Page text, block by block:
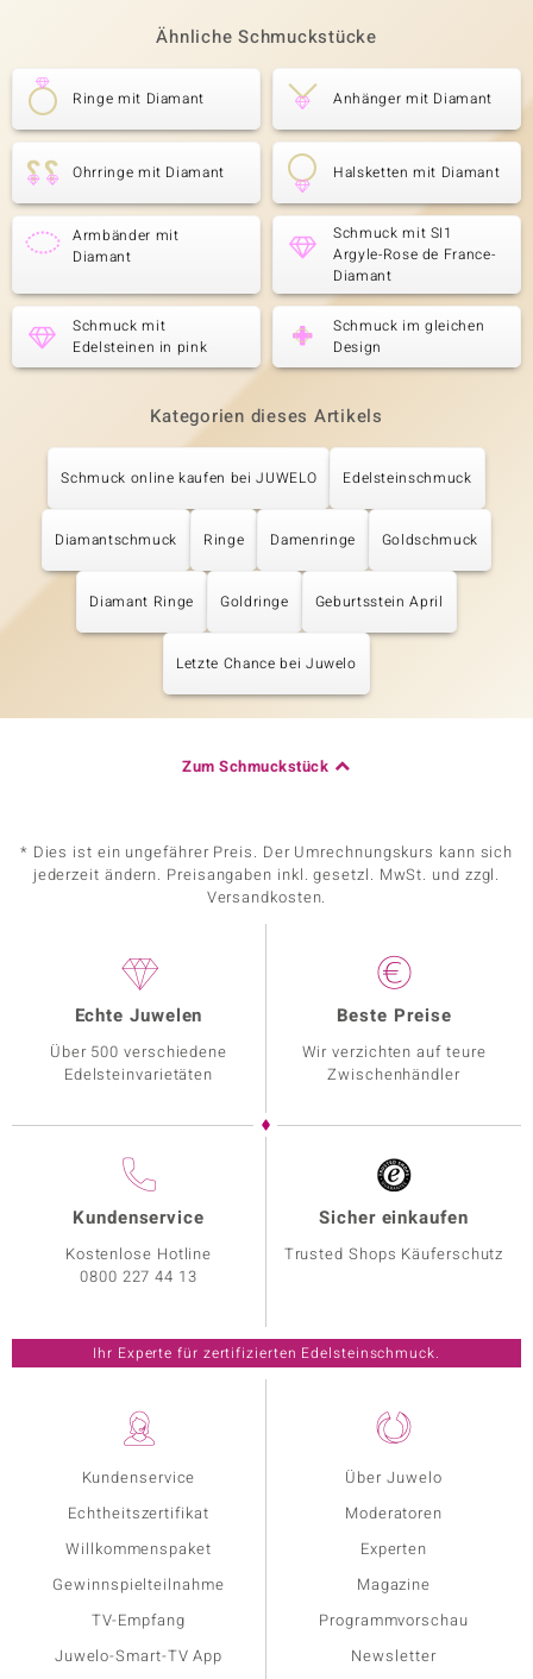
Ähnliche Schmuckstücke
Ringe mit Diamant Anhänger mit Diamant
Ohrringe mit Diamant Halsketten mit Diamant
Armbänder mit
Diamant
Schmuck mit SI1
Argyle-Rose de France-
Diamant
Schmuck mit
Edelsteinen in pink
Schmuck im gleichen
Design
Kategorien dieses Artikels
Schmuck online kaufen bei JUWELO Edelsteinschmuck
Diamantschmuck Ringe Damenringe Goldschmuck
Diamant Ringe Goldringe Geburtsstein April
Letzte Chance bei Juwelo
Zum Schmuckstück
* Dies ist ein ungefährer Preis. Der Umrechnungskurs kann sich
jederzeit ändern. Preisangaben inkl. gesetzl. MwSt. und zzgl.
Versandkosten.
Kundenservice
Echtheitszertifikat
Willkommenspaket
Gewinnspielteilnahme
TV-Empfang
Juwelo-Smart-TV App
Über Juwelo
Moderatoren
Experten
Magazine
Programmvorschau
Newsletter
Echte Juwelen
Über 500 verschiedene
Edelsteinvarietäten
Beste Preise
Wir verzichten auf teure
Zwischenhändler
Kundenservice
Kostenlose Hotline
0800 227 44 13
Sicher einkaufen
Trusted Shops Käuferschutz
Ihr Experte für zertifizierten Edelsteinschmuck.